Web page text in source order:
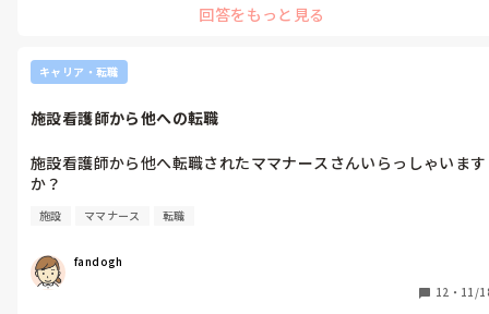
ーが効くかもしれません^_^回答をもっと見る
キャリア・転職
施設看護師から他への転職
施設看護師から他へ転職されたママナースさんいらっしゃいます
か？
施設 ママナース 転職
fandogh
12 ・ 11/